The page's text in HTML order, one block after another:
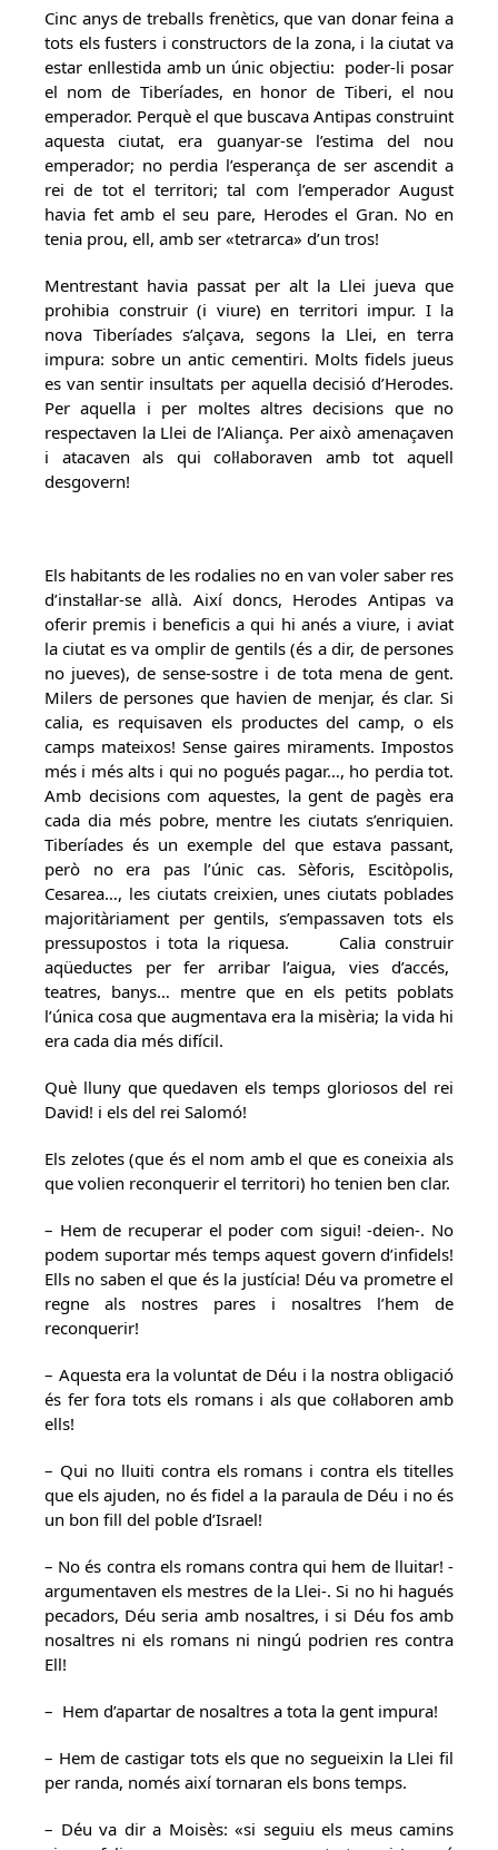
Cinc anys de treballs frenètics, que van donar feina a
tots els fusters i constructors de la zona, i la ciutat va
estar enllestida amb un únic objectiu: poder-li posar
el nom de Tiberíades, en honor de Tiberi, el nou
emperador. Perquè el que buscava Antipas construint
aquesta ciutat, era guanyar-se l’estima del nou
emperador; no perdia l’esperança de ser ascendit a
rei de tot el territori; tal com l’emperador August
havia fet amb el seu pare, Herodes el Gran. No en
tenia prou, ell, amb ser «tetrarca» d’un tros!
Mentrestant havia passat per alt la Llei jueva que
prohibia construir (i viure) en territori impur. I la
nova Tiberíades s’alçava, segons la Llei, en terra
impura: sobre un antic cementiri. Molts fidels jueus
es van sentir insultats per aquella decisió d’Herodes.
Per aquella i per moltes altres decisions que no
respectaven la Llei de l’Aliança. Per això amenaçaven
i atacaven als qui col·laboraven amb tot aquell
desgovern!
Els habitants de les rodalies no en van voler saber res
d’instal·lar-se allà. Així doncs, Herodes Antipas va
oferir premis i beneficis a qui hi anés a viure, i aviat
la ciutat es va omplir de gentils (és a dir, de persones
no jueves), de sense-sostre i de tota mena de gent.
Milers de persones que havien de menjar, és clar. Si
calia, es requisaven els productes del camp, o els
camps mateixos! Sense gaires miraments. Impostos
més i més alts i qui no pogués pagar…, ho perdia tot.
Amb decisions com aquestes, la gent de pagès era
cada dia més pobre, mentre les ciutats s’enriquien.
Tiberíades és un exemple del que estava passant,
però no era pas l’únic cas. Sèforis, Escitòpolis,
Cesarea…, les ciutats creixien, unes ciutats poblades
majoritàriament per gentils, s’empassaven tots els
pressupostos i tota la riquesa. Calia construir
aqüeductes per fer arribar l’aigua, vies d’accés,
teatres, banys… mentre que en els petits poblats
l’única cosa que augmentava era la misèria; la vida hi
era cada dia més difícil.
Què lluny que quedaven els temps gloriosos del rei
David! i els del rei Salomó!
Els zelotes (que és el nom amb el que es coneixia als
que volien reconquerir el territori) ho tenien ben clar.
– Hem de recuperar el poder com sigui! -deien-. No
podem suportar més temps aquest govern d’infidels!
Ells no saben el que és la justícia! Déu va prometre el
regne als nostres pares i nosaltres l’hem de
reconquerir!
– Aquesta era la voluntat de Déu i la nostra obligació
és fer fora tots els romans i als que col·laboren amb
ells!
– Qui no lluiti contra els romans i contra els titelles
que els ajuden, no és fidel a la paraula de Déu i no és
un bon fill del poble d’Israel!
– No és contra els romans contra qui hem de lluitar! -
argumentaven els mestres de la Llei-. Si no hi hagués
pecadors, Déu seria amb nosaltres, i si Déu fos amb
nosaltres ni els romans ni ningú podrien res contra
Ell!
– Hem d’apartar de nosaltres a tota la gent impura!
– Hem de castigar tots els que no segueixin la Llei fil
per randa, només així tornaran els bons temps.
– Déu va dir a Moisès: «si seguiu els meus camins